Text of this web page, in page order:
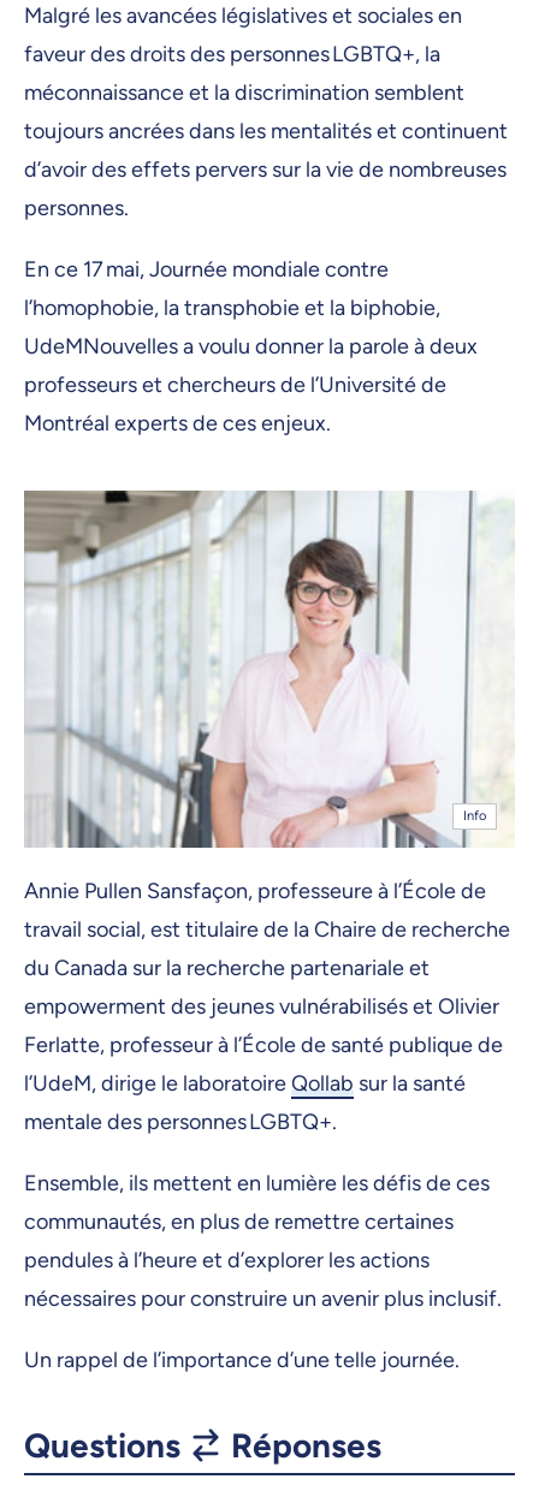
Malgré les avancées législatives et sociales en
faveur des droits des personnes LGBTQ+, la
méconnaissance et la discrimination semblent
toujours ancrées dans les mentalités et continuent
d’avoir des effets pervers sur la vie de nombreuses
personnes.
En ce 17 mai, Journée mondiale contre
l’homophobie, la transphobie et la biphobie,
UdeMNouvelles a voulu donner la parole à deux
professeurs et chercheurs de l’Université de
Montréal experts de ces enjeux.
Info
Annie Pullen Sansfaçon, professeure à l’École de
travail social, est titulaire de la Chaire de recherche
du Canada sur la recherche partenariale et
empowerment des jeunes vulnérabilisés et Olivier
Ferlatte, professeur à l’École de santé publique de
l’UdeM, dirige le laboratoireQollab sur la santé
mentale des personnes LGBTQ+.
Ensemble, ils mettent en lumière les défis de ces
communautés, en plus de remettre certaines
pendules à l’heure et d’explorer les actions
nécessaires pour construire un avenir plus inclusif.
Un rappel de l’importance d’une telle journée.
Questions Réponses